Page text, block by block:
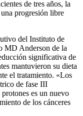
de tres años, la
progresión libre
del Instituto de
MD Anderson de la
significativa de
mantuvieron su dieta
el tratamiento. «Los
de fase III
es un nuevo
de los cánceres